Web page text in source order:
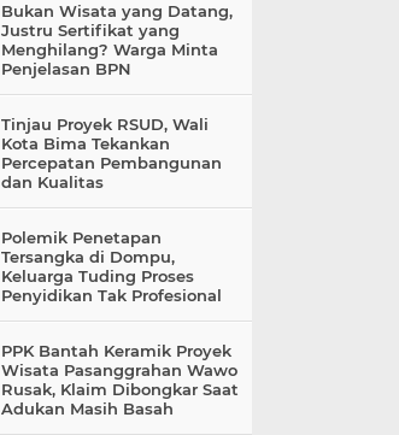
Bukan Wisata yang Datang,
Justru Sertifikat yang
Menghilang? Warga Minta
Penjelasan BPN
Tinjau Proyek RSUD, Wali
Kota Bima Tekankan
Percepatan Pembangunan
dan Kualitas
Polemik Penetapan
Tersangka di Dompu,
Keluarga Tuding Proses
Penyidikan Tak Profesional
PPK Bantah Keramik Proyek
Wisata Pasanggrahan Wawo
Rusak, Klaim Dibongkar Saat
Adukan Masih Basah